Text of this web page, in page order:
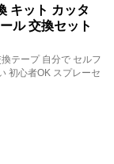
キット カッタ
ル 交換セット
テープ 自分で セルフ
初心者OK スプレーセ